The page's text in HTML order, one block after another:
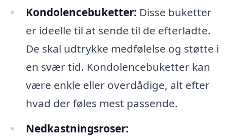
Kondolencebuketter: Disse buketter
er ideelle til at sende til de efterladte.
De skal udtrykke medfølelse og støtte i
en svær tid. Kondolencebuketter kan
være enkle eller overdådige, alt efter
hvad der føles mest passende.
Nedkastningsroser: